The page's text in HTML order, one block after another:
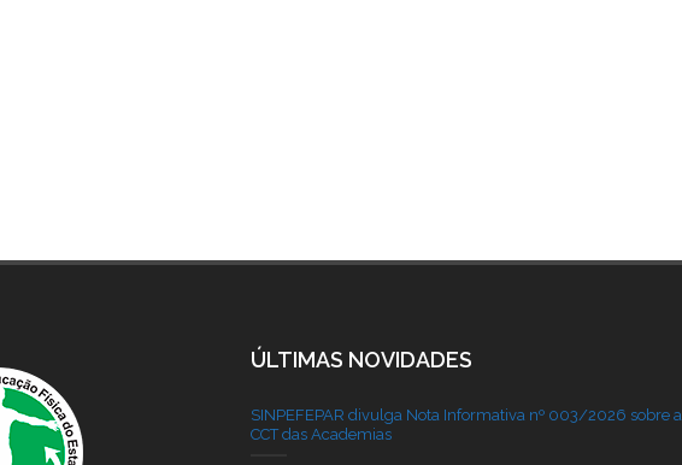
ÚLTIMAS NOVIDADES
SINPEFEPAR divulga Nota Informativa nº 003/2026 sobre a
CCT das Academias